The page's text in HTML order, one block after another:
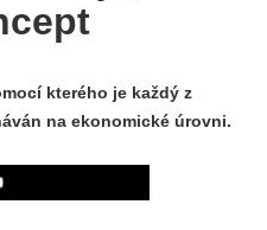
kterého je každý z
na ekonomické úrovni.
Play